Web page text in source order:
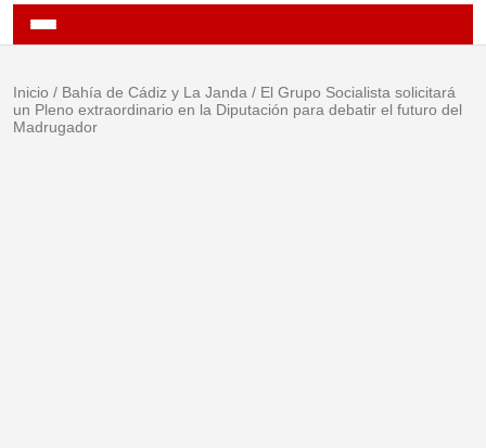
Inicio / Bahía de Cádiz y La Janda / El Grupo Socialista solicitará
un Pleno extraordinario en la Diputación para debatir el futuro del
Madrugador